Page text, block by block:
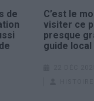
de
C’est le
visiter ce
presque
guide local